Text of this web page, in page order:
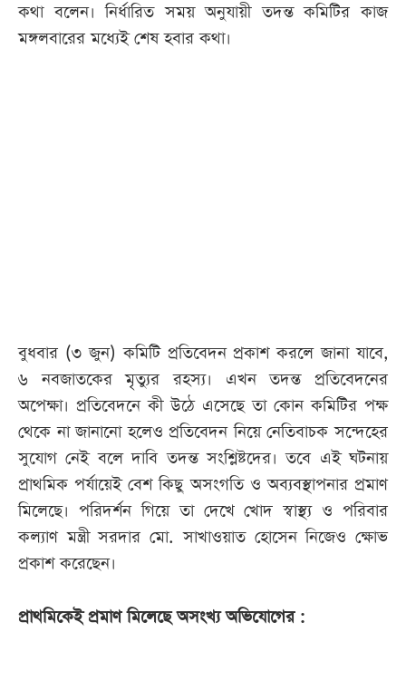
কথা বলেন। নির্ধারিত সময় অনুযায়ী তদন্ত কমিটির কাজ
মঙ্গলবারের মধ্যেই শেষ হবার কথা।
বুধবার (৩ জুন) কমিটি প্রতিবেদন প্রকাশ করলে জানা যাবে,
৬ নবজাতকের মৃত্যুর রহস্য। এখন তদন্ত প্রতিবেদনের
অপেক্ষা। প্রতিবেদনে কী উঠে এসেছে তা কোন কমিটির পক্ষ
থেকে না জানানো হলেও প্রতিবেদন নিয়ে নেতিবাচক সন্দেহের
সুযোগ নেই বলে দাবি তদন্ত সংশ্লিষ্টদের। তবে এই ঘটনায়
প্রাথমিক পর্যায়েই বেশ কিছু অসংগতি ও অব্যবস্থাপনার প্রমাণ
মিলেছে। পরিদর্শন গিয়ে তা দেখে খোদ স্বাস্থ্য ও পরিবার
কল্যাণ মন্ত্রী সরদার মো. সাখাওয়াত হোসেন নিজেও ক্ষোভ
প্রকাশ করেছেন।
প্রাথমিকেই প্রমাণ মিলেছে অসংখ্য অভিযোগের :